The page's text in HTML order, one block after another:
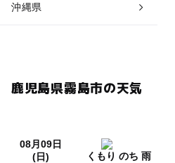
沖縄県
鹿児島県霧島市の天気
08月09日
(日)
くもり のち 雨